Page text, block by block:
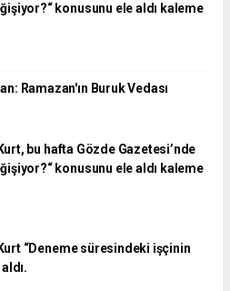
konusunu ele aldı kaleme
Ramazan'ın Buruk Vedası
bu hafta Gözde Gazetesi’nde
konusunu ele aldı kaleme
“Deneme süresindeki işçinin